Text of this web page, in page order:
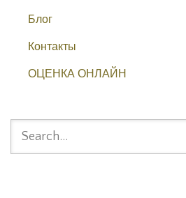
Блог
Контакты
ОЦЕНКА ОНЛАЙН
ФОРМА ПОИСКА